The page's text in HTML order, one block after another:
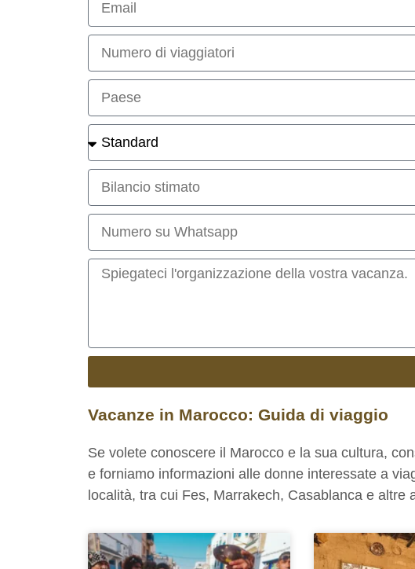
Vacanze in Marocco: Guida di viaggio
Se volete conoscere il Marocco e la sua cultura,
e forniamo informazioni alle donne interessate a
località, tra cui Fes, Marrakech, Casablanca e altre